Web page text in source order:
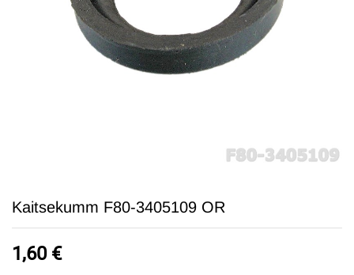
Kaitsekumm F80-3405109 OR
1,60 €